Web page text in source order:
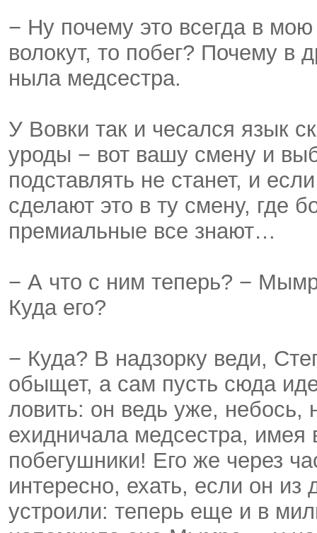
− Ну почему это всегда в
волокут, то побег? Почему в
ныла медсестра.
У Вовки так и чесался язык
уроды − вот вашу смену и
подставлять не станет, и
сделают это в ту смену, где
премиальные все знают…
− А что с ним теперь? −
Куда его?
− Куда? В надзорку веди,
обыщет, а сам пусть сюда
ловить: он ведь уже, небось,
ехидничала медсестра,
побегушники! Его же через
интересно, ехать, если он
устроили: теперь еще и в